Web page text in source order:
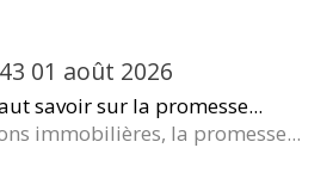
01 août 2026
savoir sur la promesse...
immobilières, la promesse...